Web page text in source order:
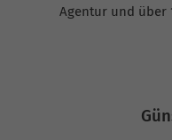
Agentur und über